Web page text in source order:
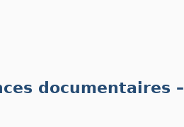
documentaires –